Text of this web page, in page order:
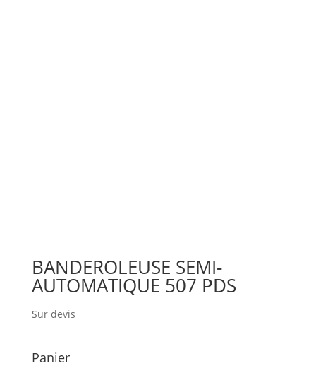
BANDEROLEUSE SEMI-
AUTOMATIQUE 507 PDS
Sur devis
Panier